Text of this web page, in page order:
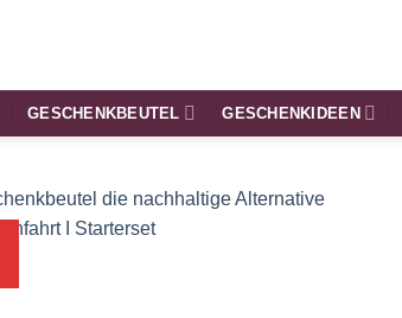
GESCHENKBEUTEL GESCHENKIDEEN